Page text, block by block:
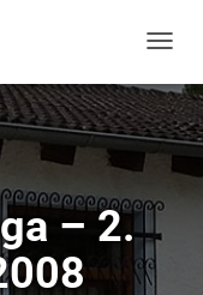
A
V
I
O
– 2.